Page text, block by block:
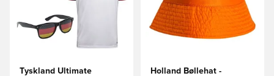
Tyskland Ultimate
Holland Bøllehat -